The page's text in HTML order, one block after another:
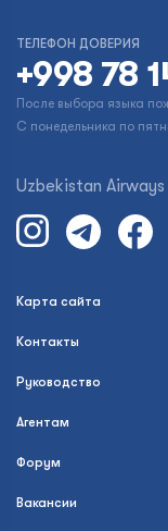
ТЕЛЕФОН ДОВЕРИЯ
+998 78
После выбора языка
С понедельника по
Uzbekistan Airways
Карта сайта
Контакты
Руководство
Агентам
Форум
Вакансии